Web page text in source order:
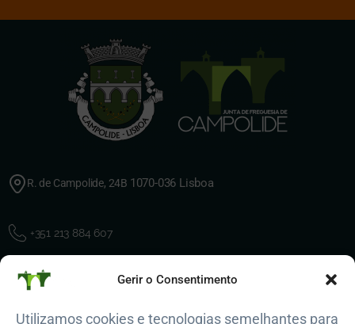
Gerir o Consentimento
Utilizamos cookies e tecnologias semelhantes para
R. de Campolide, 24B 1070-036 Lisboa
+351 213 884 607
geral@jf-campolide.pt